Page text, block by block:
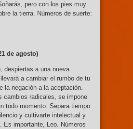
pero con los pies muy
la tierra. Números de suerte:
de agosto)
despiertas a una nueva
a cambiar el rumbo de tu
la negación a la aceptación.
cambios radicales, se impone
todo momento. Separa tiempo
y cultivarte intelectual y
Es importante, Leo. Números